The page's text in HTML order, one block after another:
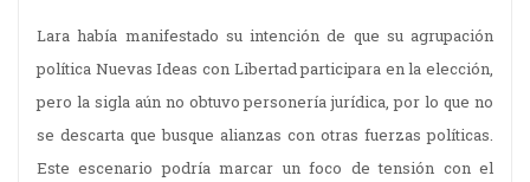
Lara había manifestado su intención de que su agrupación
política Nuevas Ideas con Libertad participara en la elección,
pero la sigla aún no obtuvo personería jurídica, por lo que no
se descarta que busque alianzas con otras fuerzas políticas.
Este escenario podría marcar un foco de tensión con el